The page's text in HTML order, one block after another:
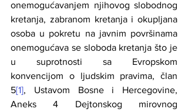
onemogućavanjem njihovog slobodnog
kretanja, zabranom kretanja i okupljana
osoba u pokretu na javnim površinama
onemogućava se sloboda kretanja što je
u suprotnosti sa Evropskom
konvencijom o ljudskim pravima, član
5[1], Ustavom Bosne i Hercegovine,
Aneks 4 Dejtonskog mirovnog